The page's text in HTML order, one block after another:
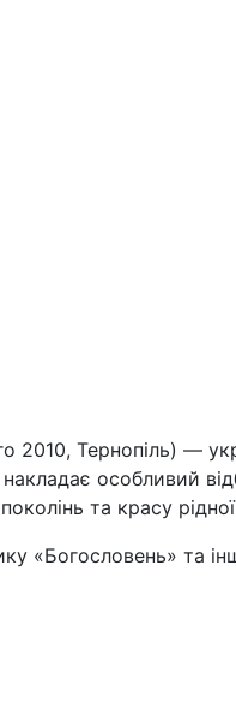
Тернопіль) —
особливий
та красу
«Богословень» та